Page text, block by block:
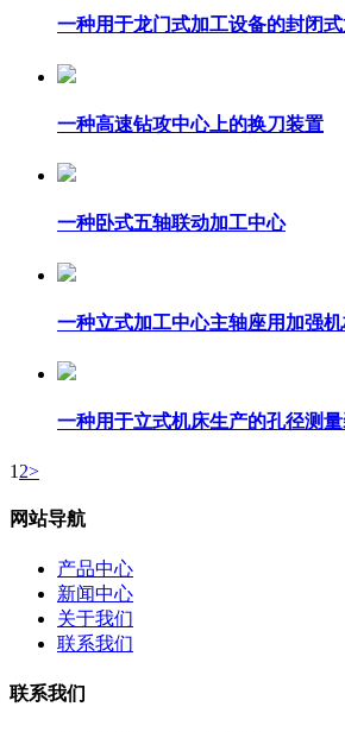
一种用于龙门式加工设备的封闭式
一种高速钻攻中心上的换刀装置
一种卧式五轴联动加工中心
一种立式加工中心主轴座用加强
一种用于立式机床生产的孔径测
1 2>
网站导航
产品中心
新闻中心
关于我们
联系我们
联系我们